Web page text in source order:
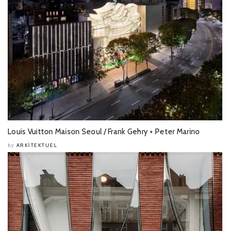
Louis Vuitton Maison Seoul / Frank Gehry + Peter Marino
by ARKITEKTUEL